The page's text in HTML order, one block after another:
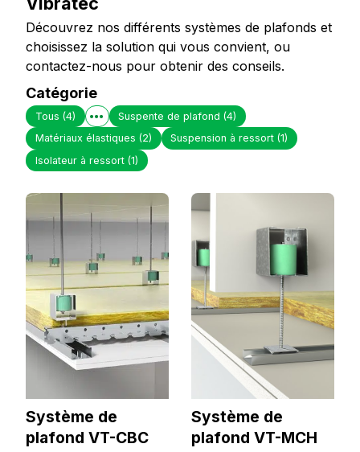
Découvrez nos différents systèmes de plafonds et
choisissez la solution qui vous convient, ou
contactez-nous pour obtenir des conseils.
Catégorie
Tous (4) Suspente de plafond(4)
Matériaux élastiques (2) Suspension à ressort(1)
Isolateur à ressort (1)
Système de
plafond VT-CBC
Système de
plafond VT-MCH